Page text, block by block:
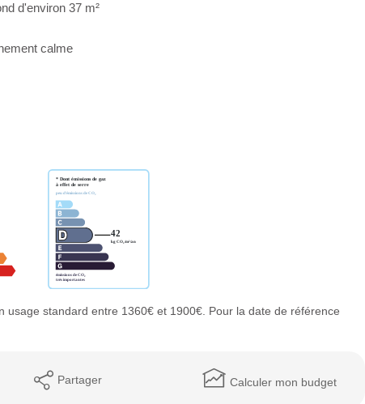
d'environ 37 m²
calme
standard entre 1360€ et 1900€. Pour la date de référence
Partager Calculer mon budget